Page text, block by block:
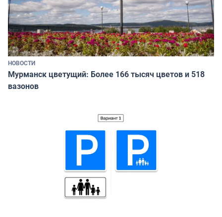
НОВОСТИ
Мурманск цветущий: Более 166 тысяч цветов и 518
вазонов